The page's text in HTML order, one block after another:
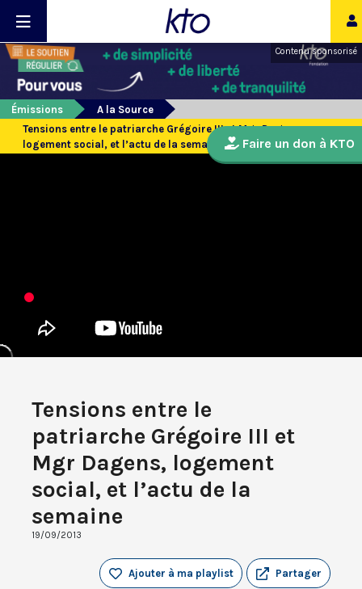
Contenu sponsorisé
Émissions
A la Source
Tensions entre le patriarche Grégoire III et Mgr Dagens,
logement social, et l’actu de la semaine
Tensions entre le
patriarche Grégoire III et
Mgr Dagens, logement
social, et l’actu de la
semaine
19/09/2013
Partager
Ajouter à ma playlist
Faire un don à KTO